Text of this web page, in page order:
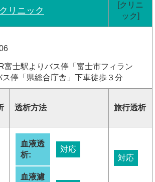
リニック
[クリニ
ック]
富士駅よりバス停「富士市フィラン
停「県総合庁舎」下車徒歩３分
透析方法 旅行透析
血液透
析:
対応
血液濾
対応